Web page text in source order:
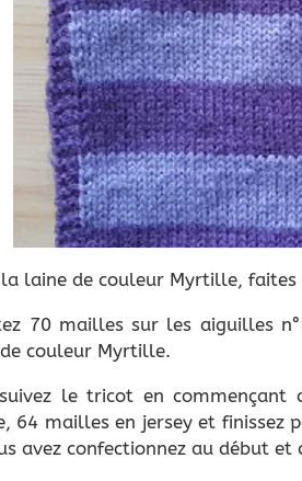
la laine de couleur Myrtille,
70 mailles sur les aiguilles
couleur Myrtille.
le tricot en
64 mailles en jersey et
avez confectionnez au début et